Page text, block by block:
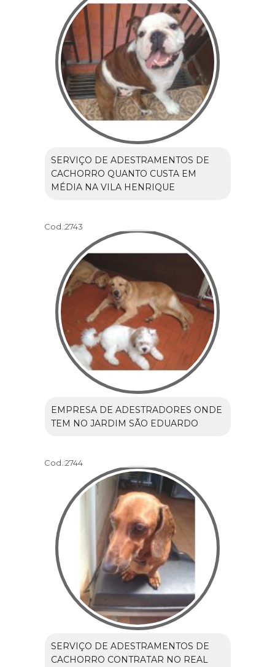
SERVIÇO DE ADESTRAMENTOS DE
CACHORRO QUANTO CUSTA EM
MÉDIA NA VILA HENRIQUE
Cod.:2743
EMPRESA DE ADESTRADORES ONDE
TEM NO JARDIM SÃO EDUARDO
Cod.:2744
SERVIÇO DE ADESTRAMENTOS DE
CACHORRO CONTRATAR NO REAL